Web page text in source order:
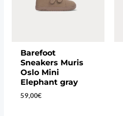
Barefoot
Sneakers Muris
Oslo Mini
Elephant gray
59,00€